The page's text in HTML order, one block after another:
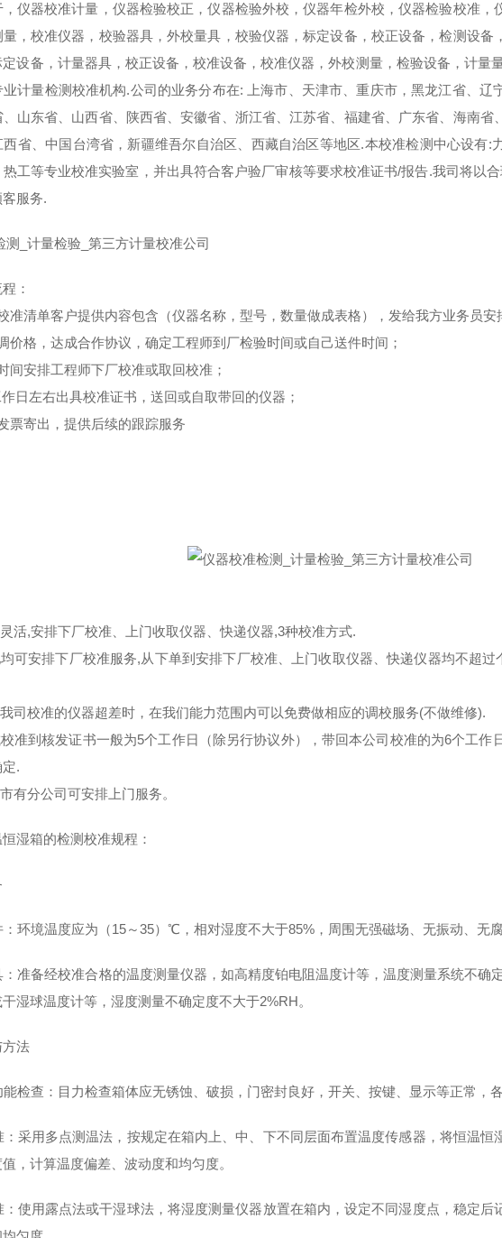
仪器校准计量，仪器检验校正，仪器检验外校，仪器年检外校，仪器检验校准，
，校准仪器，校验器具，外校量具，校验仪器，标定设备，校正设备，检测设备
设备，计量器具，校正设备，校准设备，校准仪器，外校测量，检验设备，计量
业计量检测校准机构.公司的业务分布在: 上海市、天津市、重庆市，黑龙江省、辽
山东省、山西省、陕西省、安徽省、浙江省、江苏省、福建省、广东省、海南省
省、中国台湾省，新疆维吾尔自治区、西藏自治区等地区.本校准检测中心设有:
工等专业校准实验室，并出具符合客户验厂审核等要求校准证书/报告.我司将以
服务.
测_计量检验_第三方计量校准公司
：
准清单客户提供内容包含（仪器名称，型号，数量做成表格），发给我方业务员安
价格，达成合作协议，确定工程师到厂检验时间或自己送件时间；
间安排工程师下厂校准或取回校准；
日左右出具校准证书，送回或自取带回的仪器；
票寄出，提供后续的跟踪服务
活,安排下厂校准、上门收取仪器、快递仪器,3种校准方式.
可安排下厂校准服务,从下单到安排下厂校准、上门收取仪器、快递仪器均不超
司校准的仪器超差时，在我们能力范围内可以免费做相应的调校服务(不做维修).
准到核发证书一般为5个工作日（除另行协议外），带回本公司校准的为6个工作
.
有分公司可安排上门服务。
湿箱的检测校准规程：
：环境温度应为（15～35）℃，相对湿度不大于85%，周围无强磁场、无振动、无腐
：准备经校准合格的温度测量仪器，如高精度铂电阻温度计等，温度测量系统不
湿球温度计等，湿度测量不确定度不大于2%RH。
法
能检查：目力检查箱体应无锈蚀、破损，门密封良好，开关、按键、显示等正常，
：采用多点测温法，按规定在箱内上、中、下不同层面布置温度传感器，将恒温
，计算温度偏差、波动度和均匀度。
：使用露点法或干湿球法，将湿度测量仪器放置在箱内，设定不同湿度点，稳定